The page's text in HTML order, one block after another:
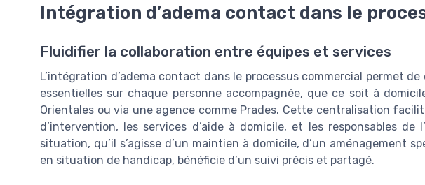
Intégration d’adema contact dans le
Fluidifier la collaboration entre équipes et services
L’intégration d’adema contact dans le processus commercial permet
essentielles sur chaque personne accompagnée, que ce soit à
Orientales ou via une agence comme Prades. Cette centralisation
d’intervention, les services d’aide à domicile, et les responsables de
situation, qu’il s’agisse d’un maintien à domicile, d’un aménagement
en situation de handicap, bénéficie d’un suivi précis et partagé.